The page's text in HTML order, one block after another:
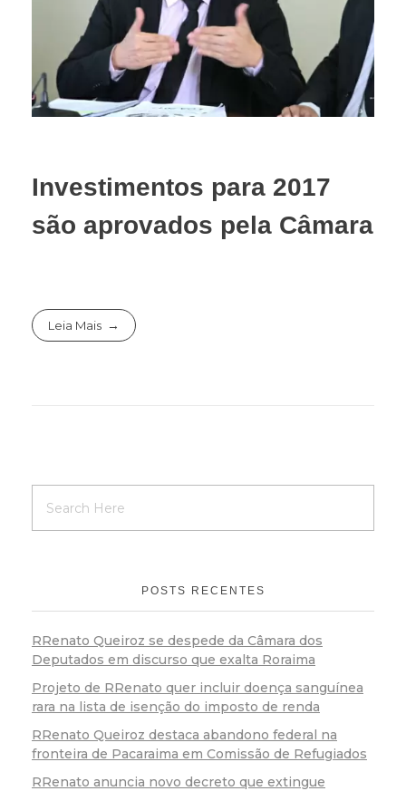
Investimentos para 2017
são aprovados pela Câmara
Leia Mais
POSTS RECENTES
RRenato Queiroz se despede da Câmara dos
Deputados em discurso que exalta Roraima
Projeto de RRenato quer incluir doença sanguínea
rara na lista de isenção do imposto de renda
RRenato Queiroz destaca abandono federal na
fronteira de Pacaraima em Comissão de Refugiados
RRenato anuncia novo decreto que extingue